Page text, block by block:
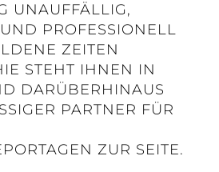
UNAUFFÄLLIG,
PROFESSIONELL
ZEITEN
STEHT IHNEN IN
DARÜBERHINAUS
PARTNER FÜR
ZUR SEITE.